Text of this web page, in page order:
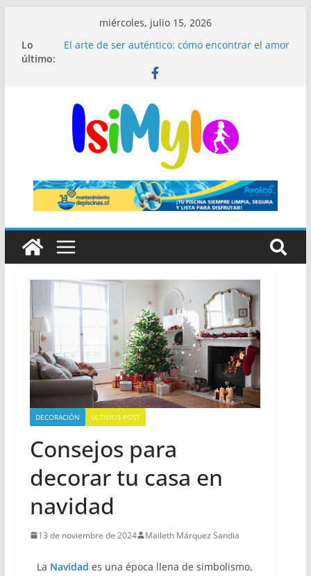
miércoles, julio 15, 2026
Lo
último:
El arte de ser auténtico: cómo encontrar el amor
El fin de las rutinas infinitas: Por qué el
impecable
¿Qué significa ser hipocondríaco y cuándo
preocuparse?
El secreto de Madrid que millones de visitantes
pasan por alto
🎺 Mariachis Bogotá: precios y paquetes para
serenatas y eventos 🎶
DECORACIÓN ULTIMOS POST
Consejos para
decorar tu casa en
navidad
13 de noviembre de 2024 Maileth Márquez Sandia
La Navidad es una época llena de simbolismo,